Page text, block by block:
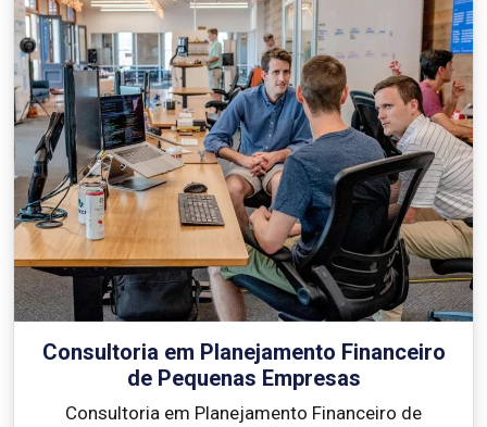
Consultoria em Planejamento Financeiro
de Pequenas Empresas
Consultoria em Planejamento Financeiro de